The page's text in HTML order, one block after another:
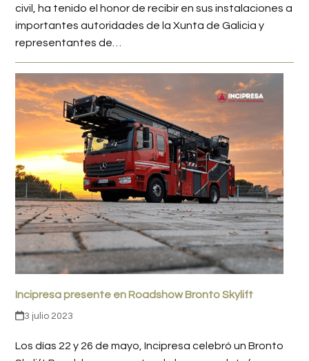
civil, ha tenido el honor de recibir en sus instalaciones a
importantes autoridades de la Xunta de Galicia y
representantes de…
Incipresa presente en Roadshow Bronto Skylift
3 julio 2023
Los días 22 y 26 de mayo, Incipresa celebró un Bronto